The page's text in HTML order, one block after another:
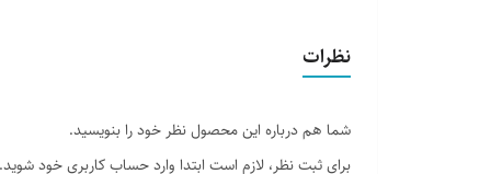
نظرات
شما هم درباره این محصول نظر خود را بنویسید.
برای ثبت نظر، لازم است ابتدا وارد حساب کاربری خود شوید.